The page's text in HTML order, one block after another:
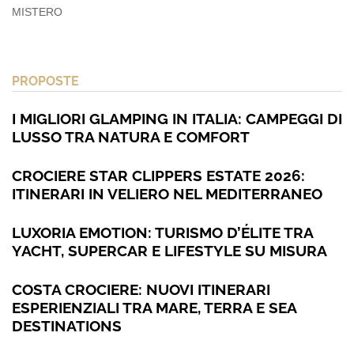
MISTERO
PROPOSTE
I MIGLIORI GLAMPING IN ITALIA: CAMPEGGI DI
LUSSO TRA NATURA E COMFORT
CROCIERE STAR CLIPPERS ESTATE 2026:
ITINERARI IN VELIERO NEL MEDITERRANEO
LUXORIA EMOTION: TURISMO D’ÉLITE TRA
YACHT, SUPERCAR E LIFESTYLE SU MISURA
COSTA CROCIERE: NUOVI ITINERARI
ESPERIENZIALI TRA MARE, TERRA E SEA
DESTINATIONS